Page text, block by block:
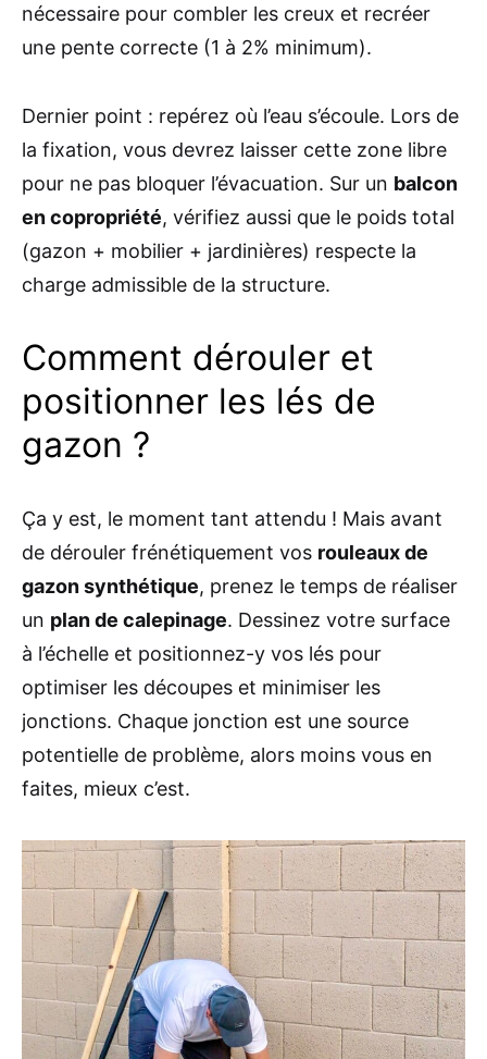
nécessaire pour combler les creux et recréer
une pente correcte (1 à 2% minimum).
Dernier point : repérez où l’eau s’écoule. Lors de
la fixation, vous devrez laisser cette zone libre
pour ne pas bloquer l’évacuation. Sur un balcon
en copropriété, vérifiez aussi que le poids total
(gazon + mobilier + jardinières) respecte la
charge admissible de la structure.
Comment dérouler et
positionner les lés de
gazon ?
Ça y est, le moment tant attendu ! Mais avant
de dérouler frénétiquement vos rouleaux de
gazon synthétique, prenez le temps de réaliser
un plan de calepinage. Dessinez votre surface
à l’échelle et positionnez-y vos lés pour
optimiser les découpes et minimiser les
jonctions. Chaque jonction est une source
potentielle de problème, alors moins vous en
faites, mieux c’est.